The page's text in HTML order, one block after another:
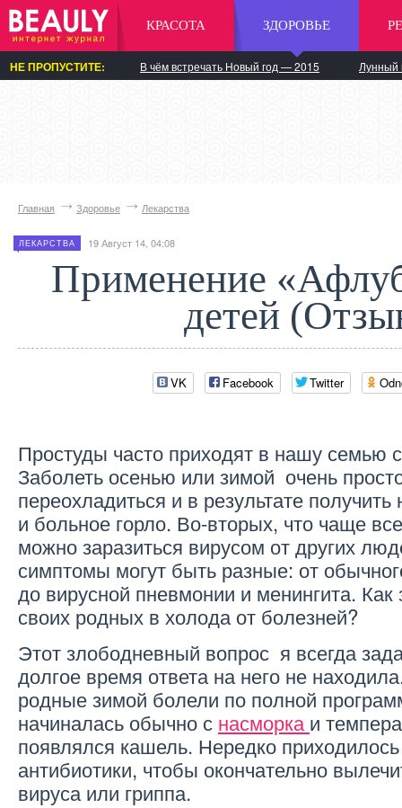
КРАСОТА ЗДОРОВЬЕ
НЕ ПРОПУСТИТЕ: В чём встречать Новый год — 2015 Лунный
Главная Здоровье Лекарства
ЛЕКАРСТВА 19 Август 14, 04:08
Применение
детей
VK Facebook Twitter
Простуды часто приходят в нашу семью
Заболеть осенью или зимой очень
переохладиться и в результате
и больное горло. Во-вторых, что чаще
можно заразиться вирусом от других
симптомы могут быть разные: от
до вирусной пневмонии и менингита. Как
своих родных в холода от болезней?
Этот злободневный вопрос я всегда
долгое время ответа на него не
родные зимой болели по полной
начиналась обычно с насморка и
появлялся кашель. Нередко
антибиотики, чтобы окончательно
вируса или гриппа.